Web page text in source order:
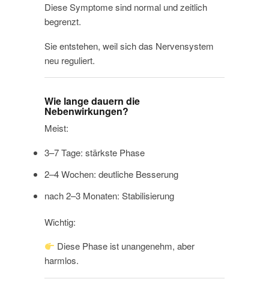
Diese Symptome sind normal und zeitlich
begrenzt.
Sie entstehen, weil sich das Nervensystem
neu reguliert.
Wie lange dauern die
Nebenwirkungen?
Meist:
3–7 Tage: stärkste Phase
2–4 Wochen: deutliche Besserung
nach 2–3 Monaten: Stabilisierung
Wichtig:
Diese Phase ist unangenehm, aber
harmlos.